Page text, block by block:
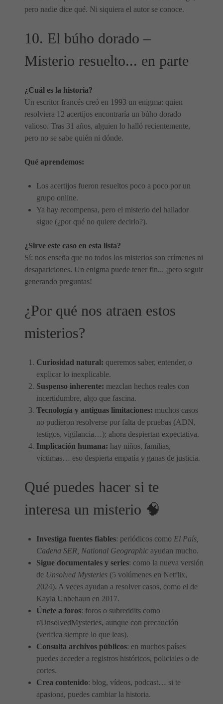
pero nadie dice qué. Ni siquiera el autor se conoce.
10. El búho dorado –
Misterio resuelto... en parte
¿Cuál es la historia?
Un escritor francés creó en 1993 un enigma: quien
resolviera 12 acertijos encontraría un búho dorado
valioso. Tras 31 años, alguien lo halló recientemente,
pero no se sabe quién ni dónde.
Qué aprendemos:
Los acertijos fueron resueltos poco a poco por un
grupo online.
Ya hay recompensa, pero el misterio del hallador
sigue (¿por qué no quiere decirlo?).
¿Sirve este caso en esta lista?
Sí: nos enseña que no todos los misterios son crímenes ni
desapariciones. Un enigma puede tener fin... ¡pero seguir
generando preguntas!
¿Por qué nos atraen estos
misterios?
Curiosidad natural: queremos saber, entender, o
explicar lo inexplicable.
Suspenso inherente: mezclan hechos reales con
incertidumbre, algo que fascina.
Tecnología y antiguas limitaciones: muchos casos
no pudieron resolverse por falta de pruebas (ADN,
testigos, vigilancia…); ahora despiertan expectativa.
Implicación humana: hay niños, familias,
víctimas… eso despierta empatía y ganas de justicia.
Qué puedes hacer si te
interesa un misterio 🧠
Investiga fuentes fiables: periódicos como El País,
Cadena SER, National Geographic ayudan mucho.
Sigue documentales y series: como la nueva versión
de Unsolved Mysteries (5 volúmenes en Netflix,
2024). A veces ayudan a resolver casos, como el de
Kayla Unbehaun en 2017.
Únete a foros: foros o subreddits como
r/UnsolvedMysteries, aunque con precaución
(verifica siempre lo que leas).
Consulta archivos públicos: en muchos países
puedes acceder a registros históricos, policiales o de
cortes.
Crea contenido: blog, vídeos, podcast… si te
apasiona, puedes cambiar la historia.